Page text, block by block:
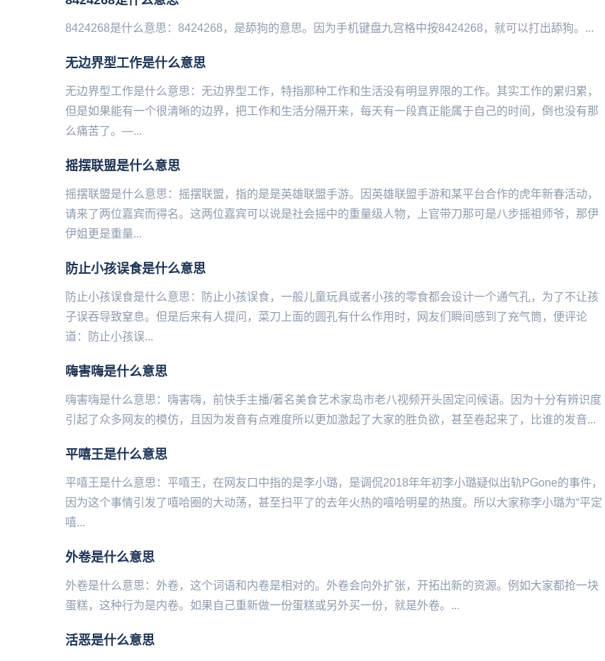
8424268是什么意思：8424268，是舔狗的意思。因为手机键‌‌‌‌‌‌‌‌‌‌‌‌盘九宫格中按8424268，就可以打出舔狗。...
无边界型工作是什么意思
无边界型工作是什么意思：无边界型工作，特指那种工作和生活没有明显界限的工作。其实工作的累归累，
但是如果能有一个很清晰的边界，把工作和生活分隔开来，每天有一段真正能属于自己的时间，倒也没有那
么痛苦了。—...
摇摆联盟是什么意思
摇摆联盟是什么意思：摇摆联盟，指的是是英雄联盟手游。因英雄联盟手游和某平台合作的虎年新春活动，
请来了两位嘉宾而得名。这两位嘉宾可以说是社会摇中的重量级人物，上官带刀那可是八步摇祖师爷，那伊
伊姐更是重量...
防止小孩误食是什么意思
防止小孩误食是什么意思：防止小孩误食，一般儿童玩具或者小孩的零食都会设计一个通气孔，为了不让孩
子误吞导致窒息。但是后来有人提问，菜刀上面的圆孔有什么作用时，网友们瞬间感到了充气筒，便评论
道：防止小孩误...
嗨害嗨是什么意思
嗨害嗨是什么意思：嗨害嗨，前快手主播/著名‌‌‌‌‌‌美食艺术家岛市老八视频开头固定问候语。因为十分有辨识度
引起了众多网友的模仿，且因为发音有点难度所以更加激起了大家的胜负欲，甚至卷起来了，比谁的发音...
平嘻王是什么意思
平嘻王是什么意思：平嘻王，在网友口中指的是李小璐，是调侃2018年年初李小璐疑似出轨PGone的事件，
因为这个事情引发了嘻哈圈的大动荡，甚至扫平了的去年火热的嘻哈明星的热度。所以大家称李小璐为“平定
嘻...
外卷是什么意思
外卷是什么意思：外卷，这个词语和内卷是相对的。外卷会向外扩张，开拓出新的资源。例如大家都抢一块
蛋糕，这种行为是内卷。如果自己重新做一份蛋糕或另外买一份，就是外卷。...
活恶是什么意思